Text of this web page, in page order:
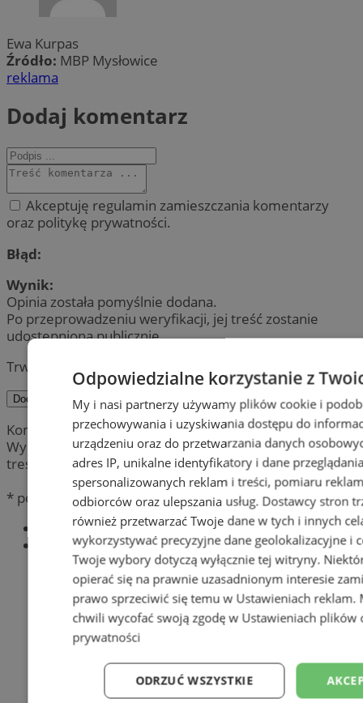
Ewa Kurpas
Źródło: MBP Mysłowice
reklama
Dodaj komentarz
Akceptuję regulamin zamieszczania komentarzy
oraz politykę prywatności.
Błąd:
Wynik:
Opinia została pomyślnie dodana.
Po przeprowadzeniu weryfikacji, jej treść zostanie
udostępniona publicznie.
Trwa wysyłanie komentarza ...
Dodaj komentarz
Komentarze są prywatnymi opiniami użytkowników.
Wydawca portalu nie ponosi odpowiedzialności za
treść.
* pola obowiązkowe
Najnowsze
Popularne
Odpowiedzialne korzystanie z
My i nasi partnerzy używamy plików cookie i
przechowywania i uzyskiwania dostępu do
urządzeniu oraz do przetwarzania danych
adres IP, unikalne identyfikatory i dane
spersonalizowanych reklam i treści, pomiaru
odbiorców oraz ulepszania usług. Dostawcy stron
również przetwarzać Twoje dane w tych i innych
wykorzystywać precyzyjne dane geolokalizacyjne i
Twoje wybory dotyczą wyłącznie tej witryny.
opierać się na prawnie uzasadnionym interesie
prawo sprzeciwić się temu w Ustawieniach reklam.
chwili wycofać swoją zgodę w Ustawieniach plików
prywatności
ODRZUĆ WSZYSTKIE